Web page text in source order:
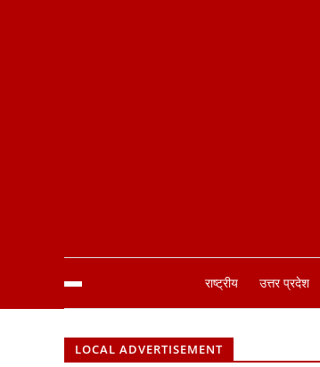
राष्ट्रीय उत्तर प्रदेश
LOCAL ADVERTISEMENT